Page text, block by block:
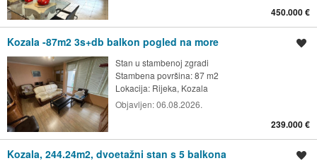
450.000 €
Kozala -87m2 3s+db balkon pogled na more
Stan u stambenoj zgradi
Stambena površina: 87 m2
Lokacija: Rijeka, Kozala
Objavljen:06.08.2026.
239.000 €
Kozala, 244.24m2, dvoetažni stan s 5 balkona